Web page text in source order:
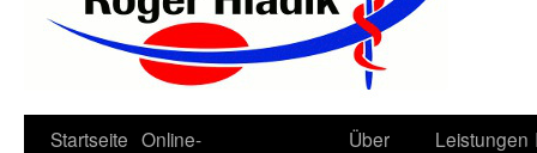
Zum
Startseite Online-
Über
Leistungen